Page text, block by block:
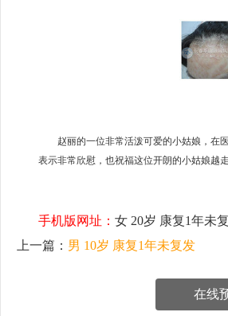
赵丽的一位非常活泼可爱的小姑娘，在医
表示非常欣慰，也祝福这位开朗的小姑娘越走
手机版网址： 女 20岁 康复1年未
上一篇： 男 10岁 康复1年未复发
在线